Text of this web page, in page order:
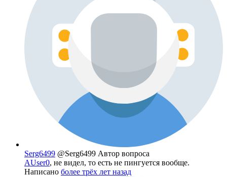
Serg6499 @Serg6499 Автор вопроса
AUser0, не видел, то есть не пингуется вообще.
Написано более трёх лет назад